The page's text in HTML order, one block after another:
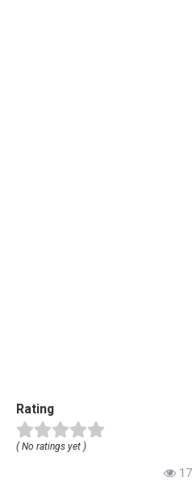
Rating
( No ratings yet )